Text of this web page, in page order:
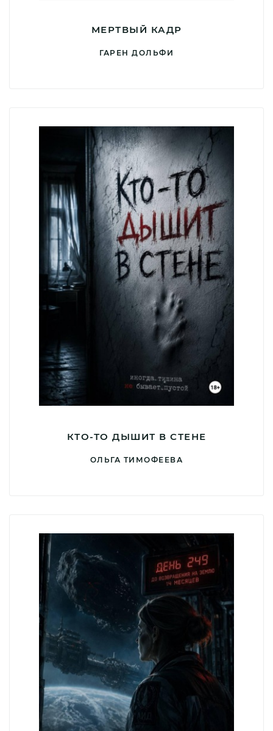
МЕРТВЫЙ КАДР
ГАРЕН ДОЛЬФИ
КТО-ТО ДЫШИТ В СТЕНЕ
ОЛЬГА ТИМОФЕЕВА